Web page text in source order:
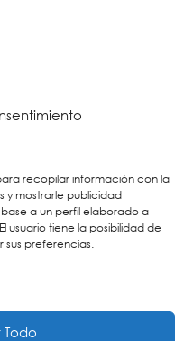
recopilar información con la
y mostrarle publicidad
a un perfil elaborado a
usuario tiene la posibilidad de
preferencias.
-Buzón Ético